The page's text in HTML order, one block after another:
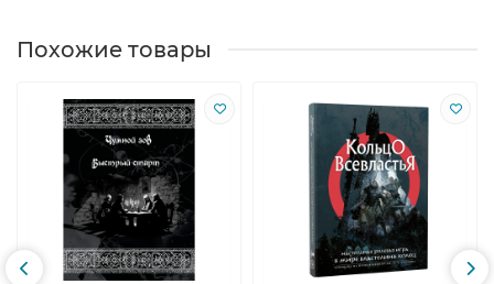
Похожие товары